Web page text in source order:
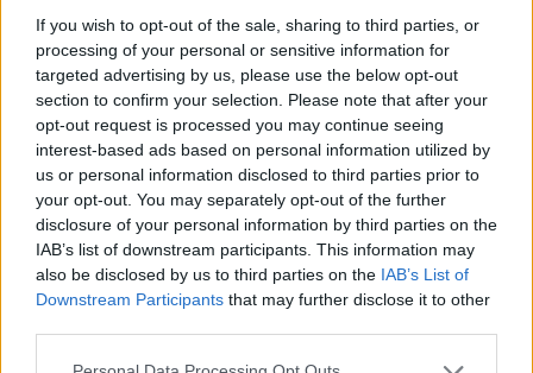
If you wish to opt-out of the sale, sharing to third parties, or
processing of your personal or sensitive information for
targeted advertising by us, please use the below opt-out
section to confirm your selection. Please note that after your
opt-out request is processed you may continue seeing
interest-based ads based on personal information utilized by
us or personal information disclosed to third parties prior to
your opt-out. You may separately opt-out of the further
disclosure of your personal information by third parties on the
IAB’s list of downstream participants. This information may
also be disclosed by us to third parties on the IAB’s List of
Downstream Participants that may further disclose it to other
δρομολόγια οι εργαζόμενοι που δεν συμμετέχουν
στην απεργία κι ας είναι πολλαπλάσιοι των
απεργών. Αρκεί μια τοπική συμμετοχη σε κλάδο
που άπτεται της ασφάλειας, για να κλείσουν όλα
τα δρομολόγια. Σύμφωνα με στοιχεία που έχει
στην διάθεση του το Newpost, το μισθολογικό
κόστος της ΣΤΑΣΥ είναι περίπου 70 εκ. το χρόνο
(Μισθολόγια και λοιπές παροχές χωρίς τις
εργοδοτικές εισφορές). Με 2500 υπάλληλους